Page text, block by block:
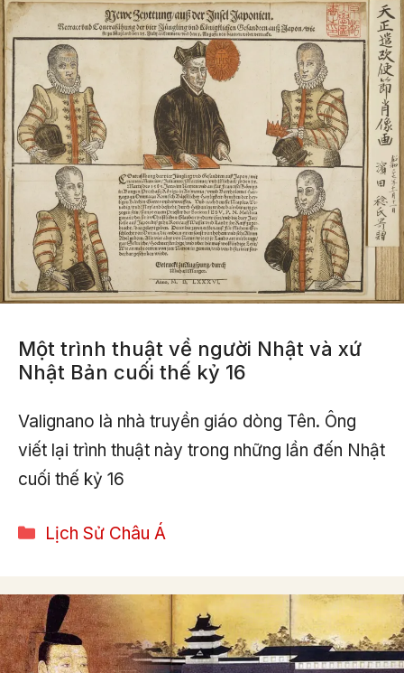
Một trình thuật về người Nhật và xứ
Nhật Bản cuối thế kỷ 16
Valignano là nhà truyền giáo dòng Tên. Ông
viết lại trình thuật này trong những lần đến Nhật
cuối thế kỷ 16
Categories
Lịch Sử Châu Á